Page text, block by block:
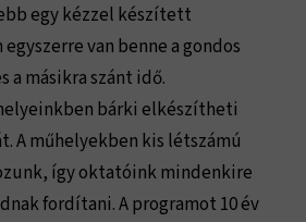
egy kézzel készített
van benne a gondos
a másikra szánt idő.
bárki elkészítheti
A műhelyekben kis létszámú
így oktatóink mindenkire
fordítani. A programot 10 év